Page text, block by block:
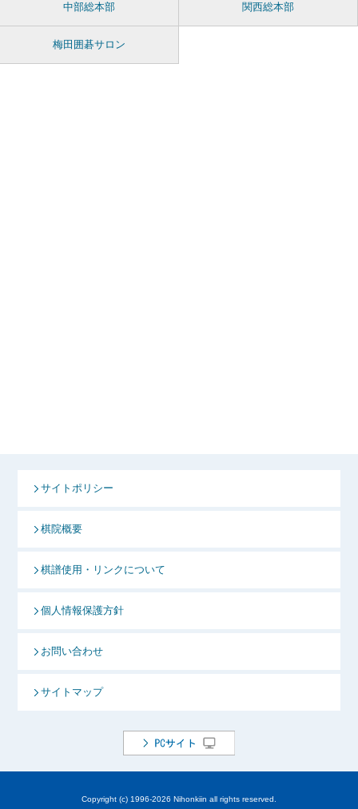
中部総本部 関西総本部
梅田囲碁サロン
サイトポリシー
棋院概要
棋譜使用・リンクについて
個人情報保護方針
お問い合わせ
サイトマップ
Copyright (c) 1996-2026 Nihonkiin all rights reserved.